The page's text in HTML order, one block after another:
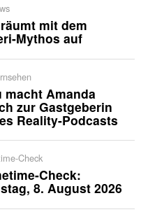
mit dem
Mythos auf
macht Amanda
zur Gastgeberin
Reality-Podcasts
Check
Check:
8. August 2026